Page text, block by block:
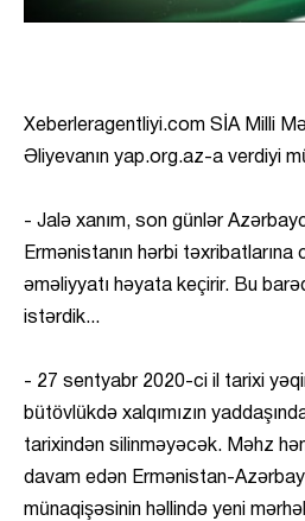
Xeberleragentliyi.com SİA Milli
Əliyevanın yap.org.az-a verdiyi
- Jalə xanım, son günlər
Ermənistanın hərbi
əməliyyatı həyata keçirir. Bu
istərdik...
- 27 sentyabr 2020-ci il tarixi
bütövlükdə xalqımızın
tarixindən silinməyəcək. Məhz
davam edən Ermənistan-
münaqişəsinin həllində yeni